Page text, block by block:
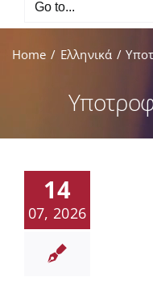
Go to...
Home Ελληνικά
14
07, 2026